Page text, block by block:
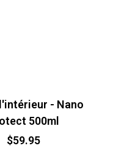
- Nano
500ml
$59.95